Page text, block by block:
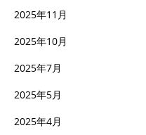
2025年11月
2025年10月
2025年7月
2025年5月
2025年4月